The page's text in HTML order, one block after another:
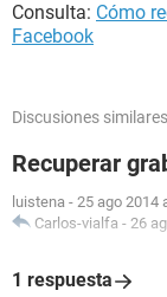
Consulta: Cómo
Facebook
Discusiones similares
Recuperar
luistena - 25 ago 2014
Carlos-vialfa - 26
1 respuesta